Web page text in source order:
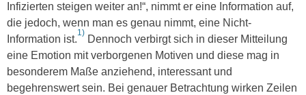
Infizierten steigen weiter an!“, nimmt er eine Information auf,
die jedoch, wenn man es genau nimmt, eine Nicht-
Information ist.
1)
Dennoch verbirgt sich in dieser Mitteilung
eine Emotion mit verborgenen Motiven und diese mag in
besonderem Maße anziehend, interessant und
begehrenswert sein. Bei genauer Betrachtung wirken Zeilen